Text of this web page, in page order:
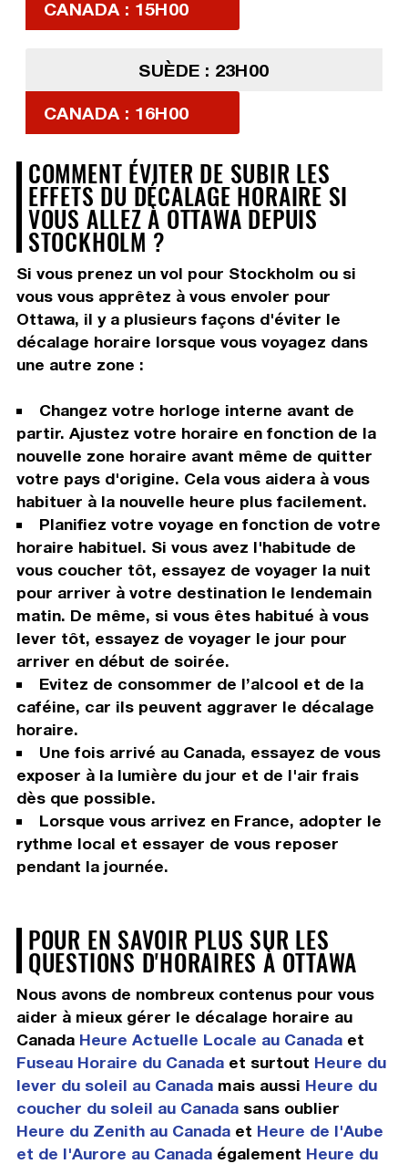
CANADA : 15H00
SUÈDE : 23H00
CANADA : 16H00
COMMENT ÉVITER DE SUBIR LES
EFFETS DU DÉCALAGE HORAIRE SI
VOUS ALLEZ À OTTAWA DEPUIS
STOCKHOLM ?
Si vous prenez un vol pour Stockholm ou si
vous vous apprêtez à vous envoler pour
Ottawa, il y a plusieurs façons d'éviter le
décalage horaire lorsque vous voyagez dans
une autre zone :
Changez votre horloge interne avant de
partir. Ajustez votre horaire en fonction de la
nouvelle zone horaire avant même de quitter
votre pays d'origine. Cela vous aidera à vous
habituer à la nouvelle heure plus facilement.
Planifiez votre voyage en fonction de votre
horaire habituel. Si vous avez l'habitude de
vous coucher tôt, essayez de voyager la nuit
pour arriver à votre destination le lendemain
matin. De même, si vous êtes habitué à vous
lever tôt, essayez de voyager le jour pour
arriver en début de soirée.
Evitez de consommer de l’alcool et de la
caféine, car ils peuvent aggraver le décalage
horaire.
Une fois arrivé au Canada, essayez de vous
exposer à la lumière du jour et de l'air frais
dès que possible.
Lorsque vous arrivez en France, adopter le
rythme local et essayer de vous reposer
pendant la journée.
POUR EN SAVOIR PLUS SUR LES
QUESTIONS D'HORAIRES À OTTAWA
Nous avons de nombreux contenus pour vous
aider à mieux gérer le décalage horaire au
Canada Heure Actuelle Locale au Canadaet
Fuseau Horaire du Canadaet surtout Heure du
lever du soleil au Canadamais aussi Heure du
coucher du soleil au Canadasans oublier
Heure du Zenith au Canadaet Heure de l'Aube
et de l'Aurore au Canadaégalement Heure du